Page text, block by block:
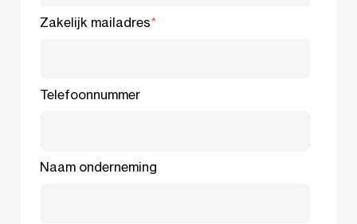
Zakelijk mailadres*
Telefoonnummer
Naam onderneming